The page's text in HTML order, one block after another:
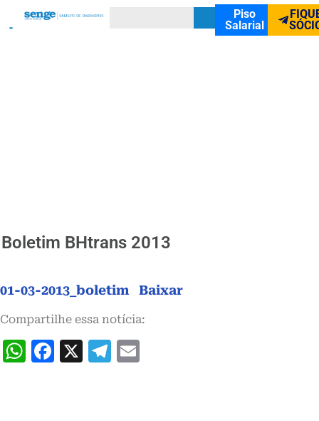
Piso
Salarial
Boletim BHtrans 2013
01-03-2013_boletim Baixar
Compartilhe essa notícia:
WhatsApp
Facebook
X Telegram